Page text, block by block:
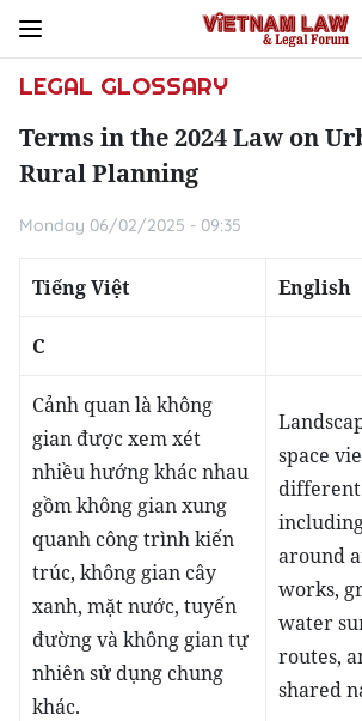
LEGAL GLOSSARY
Terms in the 2024 Law on
Rural Planning
Monday 06/02/2025 - 09:35
Tiếng Việt English
C
Cảnh quan là không
gian được xem xét
nhiều hướng khác nhau
gồm không gian xung
quanh công trình kiến
trúc, không gian cây
xanh, mặt nước, tuyến
đường và không gian tự
nhiên sử dụng chung
khác.
space
around
works,
water
routes,
shared